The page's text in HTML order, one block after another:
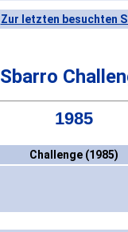
Zur letzten besuchten
Sbarro
1985
Challenge (1985)